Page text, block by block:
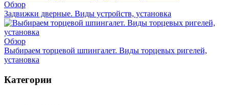
Обзор
Задвижки дверные. Виды устройств, установка
Обзор
Выбираем торцевой шпингалет. Виды торцевых ригелей,
установка
Категории